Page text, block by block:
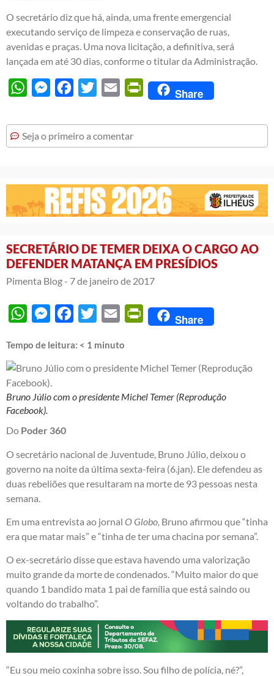
O secretário diz que há, ainda, uma frente emergencial
executando serviço de limpeza e conservação de ruas,
avenidas e praças. Uma nova licitação, a definitiva, será
lançada em até 30 dias, conforme o titular da Administração.
WhatsAppMessengerFacebook
Twitter Email PrintFriendly
Share
Seja o primeiro a comentar
SECRETÁRIO DE TEMER DEIXA O CARGO AO
DEFENDER MATANÇA EM PRESÍDIOS
Pimenta Blog - 7 de janeiro de 2017
WhatsAppMessengerFacebook
Twitter Email PrintFriendly
Share
Tempo de leitura: < 1 minuto
Bruno Júlio com o presidente Michel Temer (Reprodução
Facebook).
Do Poder 360
O secretário nacional de Juventude, Bruno Júlio, deixou o
governo na noite da última sexta-feira (6.jan). Ele defendeu as
duas rebeliões que resultaram na morte de 93 pessoas nesta
semana.
Em uma entrevista ao jornal O Globo, Bruno afirmou que “tinha
era que matar mais” e “tinha de ter uma chacina por semana”.
O ex-secretário disse que estava havendo uma valorização
muito grande da morte de condenados. “Muito maior do que
quando 1 bandido mata 1 pai de família que está saindo ou
voltando do trabalho”.
“Eu sou meio coxinha sobre isso. Sou filho de polícia, né?”,